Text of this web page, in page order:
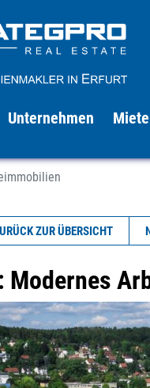
Unternehmen
ZUR ÜBERSICHT
Modernes